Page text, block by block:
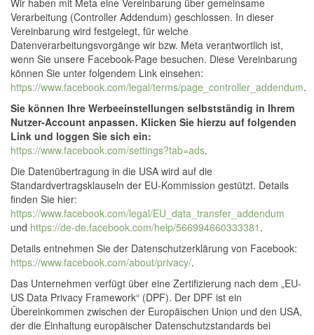
Wir haben mit Meta eine Vereinbarung über gemeinsame
Verarbeitung (Controller Addendum) geschlossen. In dieser
Vereinbarung wird festgelegt, für welche
Datenverarbeitungsvorgänge wir bzw. Meta verantwortlich ist,
wenn Sie unsere Facebook-Page besuchen. Diese Vereinbarung
können Sie unter folgendem Link einsehen:
https://www.facebook.com/legal/terms/page_controller_addendum.
Sie können Ihre Werbeeinstellungen selbstständig in Ihrem
Nutzer-Account anpassen. Klicken Sie hierzu auf folgenden
Link und loggen Sie sich ein:
https://www.facebook.com/settings?tab=ads.
Die Datenübertragung in die USA wird auf die
Standardvertragsklauseln der EU-Kommission gestützt. Details
finden Sie hier:
https://www.facebook.com/legal/EU_data_transfer_addendum
und https://de-de.facebook.com/help/566994660333381 .
Details entnehmen Sie der Datenschutzerklärung von Facebook:
https://www.facebook.com/about/privacy/.
Das Unternehmen verfügt über eine Zertifizierung nach dem „EU-
US Data Privacy Framework“ (DPF). Der DPF ist ein
Übereinkommen zwischen der Europäischen Union und den USA,
der die Einhaltung europäischer Datenschutzstandards bei